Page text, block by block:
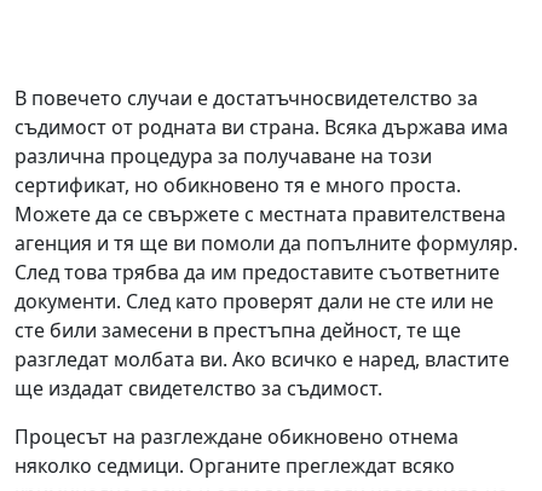
В повечето случаи е достатъчносвидетелство за
съдимост от родната ви страна. Всяка държава има
различна процедура за получаване на този
сертификат, но обикновено тя е много проста.
Можете да се свържете с местната правителствена
агенция и тя ще ви помоли да попълните формуляр.
След това трябва да им предоставите съответните
документи. След като проверят дали не сте или не
сте били замесени в престъпна дейност, те ще
разгледат молбата ви. Ако всичко е наред, властите
ще издадат свидетелство за съдимост.
Процесът на разглеждане обикновено отнема
няколко седмици. Органите преглеждат всяко